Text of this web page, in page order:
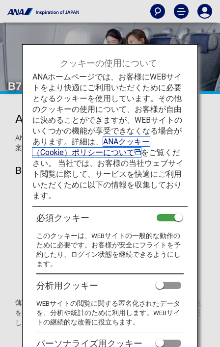
B787-8エコノミークラス
ANAエコノミークラス
ANAのB787-8 エコノミークラス 座席・シートについてのご
案内です。
B787-8
薄型タッチパネル式液晶モニターを装備することで、快適性
を保ったままシートのスリム化を実現。空間の広がりをお楽
しみいただけます。
* 運航する機材や座席仕様などは予告なく変更となる場
クッキーの使用について
ANAホームページでは、お客様にWEBサイ
トをより快適にご利用いただくために必要
となるクッキーを使用しています。その他
のクッキーの使用について、お客様が自由
に決めることができますが、WEBサイトの
いくつかの機能が享受できなくなる場合が
あります。詳細は、 ANAクッキー
（Cookie）ポリシーについて
をご覧くだ
さい。 当社では、お客様の当社ウェブサイ
ト閲覧に際して、サービスを快適にご利用
いただくために以下の情報を収集しており
ます。
必須クッキー
このクッキーは、WEBサイトの一般的な動作の
ために必要です。お客様が安全にフライトを予
約したり、ログイン状態を継続できるようにし
ます。
分析用クッキー
WEBサイトの閲覧に関する匿名化されたデータ
を、分析や統計のために利用します。WEBサイ
トの継続的な改善に役立ちます。
パーソナライズ用クッキー